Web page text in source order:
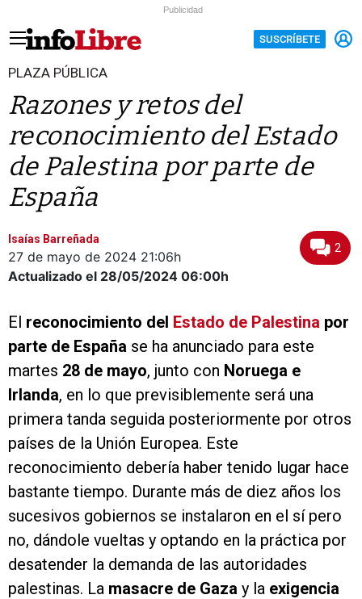
Publicidad
SUSCRÍBETE
PLAZA PÚBLICA
Razones y retos del
reconocimiento del Estado
de Palestina por parte de
España
Isaías Barreñada
27 de mayo de 2024 21:06h
Actualizado el 28/05/2024 06:00h
2
El reconocimiento del Estado de Palestina por
parte de España se ha anunciado para este
martes 28 de mayo, junto con Noruega e
Irlanda, en lo que previsiblemente será una
primera tanda seguida posteriormente por otros
países de la Unión Europea. Este
reconocimiento debería haber tenido lugar hace
bastante tiempo. Durante más de diez años los
sucesivos gobiernos se instalaron en el sí pero
no, dándole vueltas y optando en la práctica por
desatender la demanda de las autoridades
palestinas. La masacre de Gaza y la exigencia